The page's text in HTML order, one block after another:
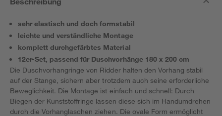
sehr elastisch und doch formstabil
leichte und verständliche Montage
komplett durchgefärbtes Material
12er-Set, passend für Duschvorhänge 180 x 200 cm
Die Duschvorhangringe von Ridder halten den Vorhang stabil
auf der Stange, sichern aber trotzdem auch seine erforderliche
Beweglichkeit. Die Montage ist einfach und schnell: Durch
Biegen der Kunststoffringe lassen diese sich im Handumdrehen
durch die Vorhanglaschen ziehen. Die ovale Form ermöglicht